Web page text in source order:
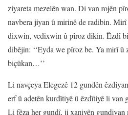
ziyareta mezelên wan. Di van rojên
navbera jiyan û mirinê de radibin.
dixwin, vedixwin û pîroz dikin. Êzdî
dibêjin: ‘‘Eyda we pîroz be. Ya mirî û
biçûkan…’’
Li navçeya Elegezê 12 gundên
erf û adetên kurdîtiyê û êzdîtiyê li van
Li fêza her gundî, ji xaniyên gundiyan